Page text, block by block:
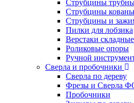
Струбцины
Струбцины
Струбцины и
Пилки для лобзика
Верстаки складные
Роликовые опоры
Ручной
Сверла и пробочники
Сверла по дереву
Фрезы и Сверла
Пробочники